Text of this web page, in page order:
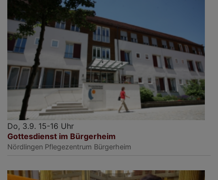
Do, 3.9. 15-16 Uhr
Gottesdienst im Bürgerheim
Nördlingen Pflegezentrum Bürgerheim